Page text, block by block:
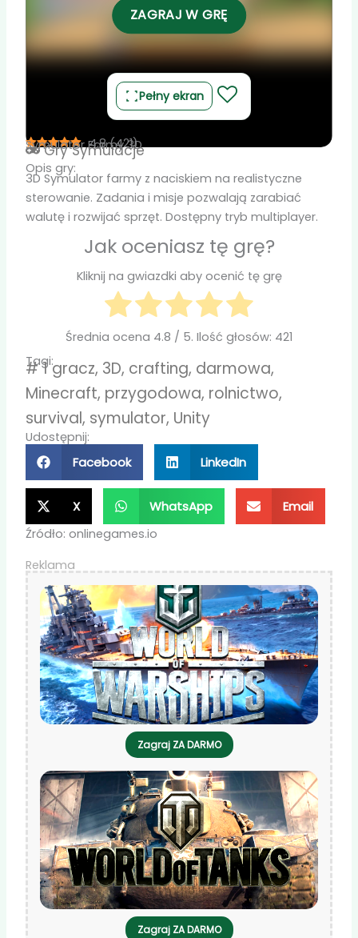
ZAGRAJ W GRĘ
Pełny ekran
4.8 (421)
Symulator Farmy 3D
GrySymulacje
Opis gry:
3D Symulator farmy z naciskiem na realistyczne
sterowanie. Zadania i misje pozwalają zarabiać
walutę i rozwijać sprzęt. Dostępny tryb multiplayer.
Jak oceniasz tę grę?
Kliknij na gwiazdki aby ocenić tę grę
Średnia ocena 4.8 / 5. Ilość głosów: 421
Tagi:
#1 gracz, 3D, crafting, darmowa,
Minecraft, przygodowa, rolnictwo,
survival, symulator, Unity
Udostępnij:
Facebook LinkedIn
X WhatsApp Email
Źródło: onlinegames.io
Reklama
Zagraj ZA DARMO
Zagraj ZA DARMO